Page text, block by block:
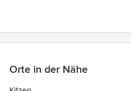
Orte in der Nähe